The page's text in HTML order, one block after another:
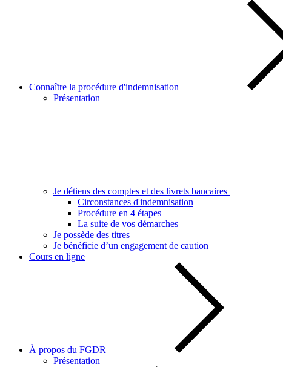
Connaître la procédure d'indemnisation
Présentation
Je détiens des comptes et des livrets bancaires
Circonstances d'indemnisation
Procédure en 4 étapes
La suite de vos démarches
Je possède des titres
Je bénéficie d’un engagement de caution
Cours en ligne
À propos du FGDR
Présentation